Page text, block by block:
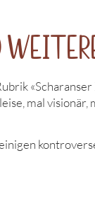
mal visionär,